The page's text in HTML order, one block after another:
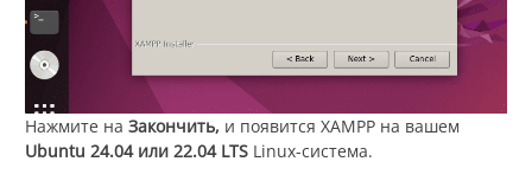
Нажмите на Закончить, и появится XAMPP на вашем
Ubuntu 24.04 или 22.04 LTS Linux-система.